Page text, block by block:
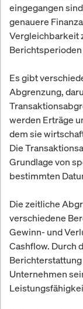
eingegangen
genauere
Vergleichbarkeit
Es gibt
Abgrenzung,
werden Erträge
dem sie
Die
Grundlage von
bestimmten
Die zeitliche
verschiedene
Gewinn- und
Cashflow. Durch
Unternehmen